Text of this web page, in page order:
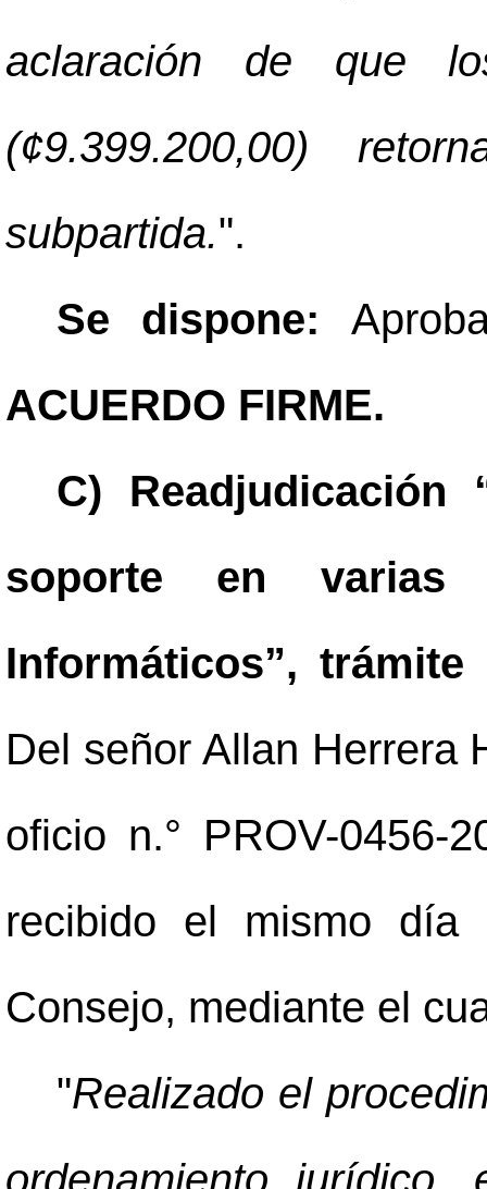
aclaración de que
(¢9.399.200,00)
subpartida.".
Se dispone:
ACUERDO FIRME.
C) Readjudicación
soporte en varias
Informáticos”, trámite
Del señor Allan Herrera
oficio n.° PROV-
recibido el mismo día
Consejo, mediante el
"Realizado el
ordenamiento jurídico,